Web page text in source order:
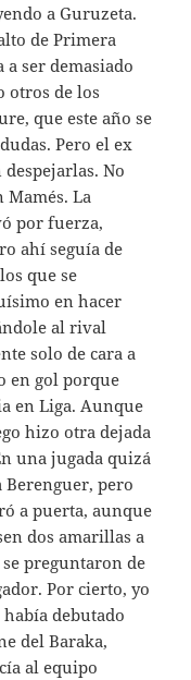
a Guruzeta.
de Primera
ser demasiado
otros de los
que este año se
Pero el ex
No
Mamés. La
por fuerza,
ahí seguía de
que se
en hacer
al rival
solo de cara a
en gol porque
en Liga. Aunque
hizo otra dejada
una jugada quizá
pero
a puerta, aunque
dos amarillas a
preguntaron de
Por cierto, yo
debutado
del Baraka,
al equipo